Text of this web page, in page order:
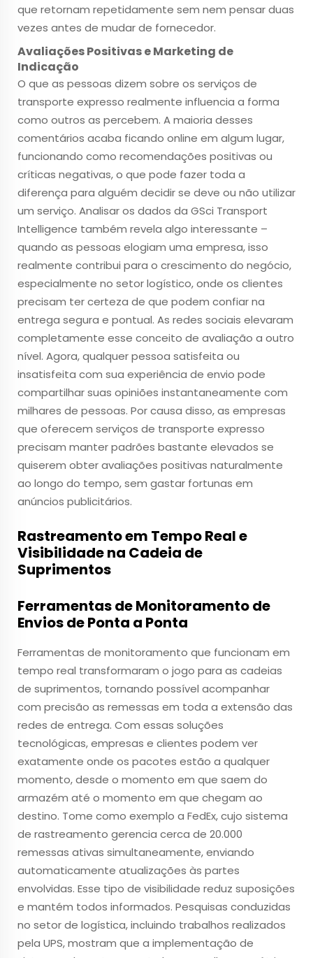
que retornam repetidamente sem nem pensar duas
vezes antes de mudar de fornecedor.
Avaliações Positivas e Marketing de
Indicação
O que as pessoas dizem sobre os serviços de
transporte expresso realmente influencia a forma
como outros as percebem. A maioria desses
comentários acaba ficando online em algum lugar,
funcionando como recomendações positivas ou
críticas negativas, o que pode fazer toda a
diferença para alguém decidir se deve ou não utilizar
um serviço. Analisar os dados da GSci Transport
Intelligence também revela algo interessante –
quando as pessoas elogiam uma empresa, isso
realmente contribui para o crescimento do negócio,
especialmente no setor logístico, onde os clientes
precisam ter certeza de que podem confiar na
entrega segura e pontual. As redes sociais elevaram
completamente esse conceito de avaliação a outro
nível. Agora, qualquer pessoa satisfeita ou
insatisfeita com sua experiência de envio pode
compartilhar suas opiniões instantaneamente com
milhares de pessoas. Por causa disso, as empresas
que oferecem serviços de transporte expresso
precisam manter padrões bastante elevados se
quiserem obter avaliações positivas naturalmente
ao longo do tempo, sem gastar fortunas em
anúncios publicitários.
Rastreamento em Tempo Real e
Visibilidade na Cadeia de
Suprimentos
Ferramentas de Monitoramento de
Envios de Ponta a Ponta
Ferramentas de monitoramento que funcionam em
tempo real transformaram o jogo para as cadeias
de suprimentos, tornando possível acompanhar
com precisão as remessas em toda a extensão das
redes de entrega. Com essas soluções
tecnológicas, empresas e clientes podem ver
exatamente onde os pacotes estão a qualquer
momento, desde o momento em que saem do
armazém até o momento em que chegam ao
destino. Tome como exemplo a FedEx, cujo sistema
de rastreamento gerencia cerca de 20.000
remessas ativas simultaneamente, enviando
automaticamente atualizações às partes
envolvidas. Esse tipo de visibilidade reduz suposições
e mantém todos informados. Pesquisas conduzidas
no setor de logística, incluindo trabalhos realizados
pela UPS, mostram que a implementação de